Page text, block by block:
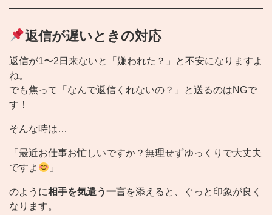
返信が遅いときの対応
返信が1〜2日来ないと「嫌われた？」と不安になりますよ
ね。
でも焦って「なんで返信くれないの？」と送るのはNGで
す！
そんな時は…
「最近お仕事お忙しいですか？無理せずゆっくりで大丈夫
ですよ
」
のように相手を気遣う一言を添えると、ぐっと印象が良く
なります。